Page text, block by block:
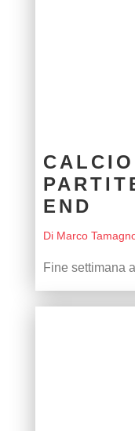
END
Di Marco
Fine settimana